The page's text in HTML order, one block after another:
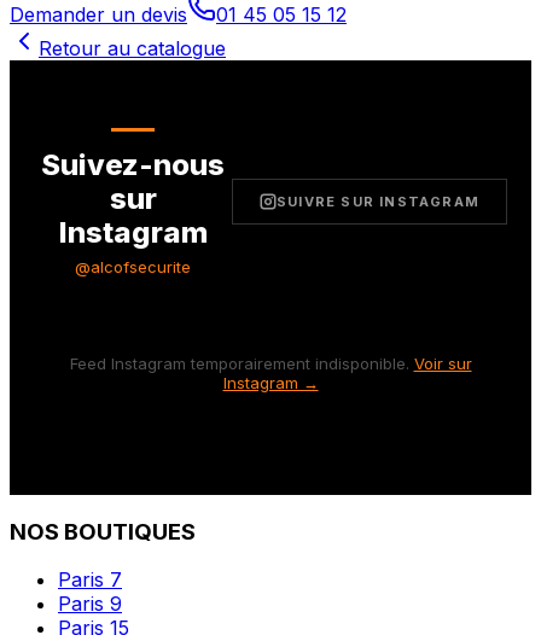
Demander un devis
01 45 05 15 12
Retour au catalogue
Suivez-nous
sur
Instagram
@alcofsecurite
SUIVRE SUR INSTAGRAM
Feed Instagram temporairement indisponible. Voir sur
Instagram →
NOS BOUTIQUES
Paris 7
Paris 9
Paris 15